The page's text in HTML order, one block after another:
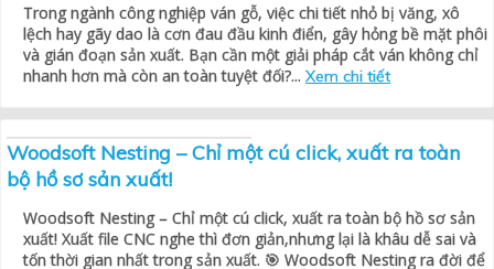
Trong ngành công nghiệp ván gỗ, việc chi tiết nhỏ bị văng, xô
lệch hay gãy dao là cơn đau đầu kinh điển, gây hỏng bề mặt phôi
và gián đoạn sản xuất. Bạn cần một giải pháp cắt ván không chỉ
nhanh hơn mà còn an toàn tuyệt đối?... Xem chi tiết
Woodsoft Nesting – Chỉ một cú click, xuất ra toàn
bộ hồ sơ sản xuất!
Woodsoft Nesting – Chỉ một cú click, xuất ra toàn bộ hồ sơ sản
xuất! Xuất file CNC nghe thì đơn giản,nhưng lại là khâu dễ sai và
tốn thời gian nhất trong sản xuất. 🎯 Woodsoft Nesting ra đời để